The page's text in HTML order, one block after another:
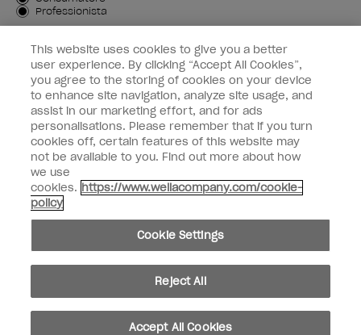
Professionista
ISCRIVIMI
Informazioni per i clienti
OPI & voi
instagramfacebook
Copyright 2026, Wella Operations US LLC. Tutti i diritti riservati.
This website uses cookies to give you a better
user experience. By clicking “Accept All Cookies”,
you agree to the storing of cookies on your device
to enhance site navigation, analyze site usage, and
assist in our marketing effort, and for ads
personalisations. Please remember that if you turn
cookies off, certain features of this website may
not be available to you. Find out more about how
we use
cookies. https://www.wellacompany.com/cookie-
policy
Cookie Settings
Reject All
Accept All Cookies